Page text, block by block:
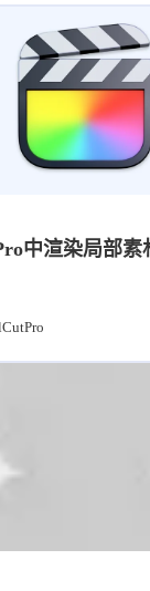
中渲染局部素